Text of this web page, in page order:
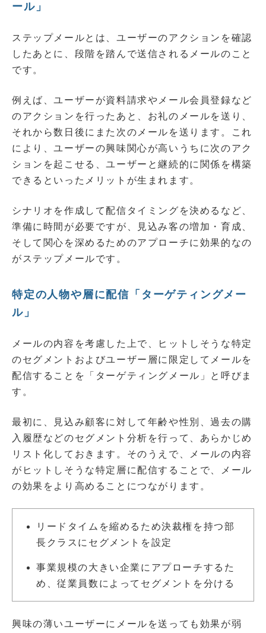
ール」
ステップメールとは、ユーザーのアクションを確認
したあとに、段階を踏んで送信されるメールのこと
です。
例えば、ユーザーが資料請求やメール会員登録など
のアクションを行ったあと、お礼のメールを送り、
それから数日後にまた次のメールを送ります。これ
により、ユーザーの興味関心が高いうちに次のアク
ションを起こせる、ユーザーと継続的に関係を構築
できるといったメリットが生まれます。
シナリオを作成して配信タイミングを決めるなど、
準備に時間が必要ですが、見込み客の増加・育成、
そして関心を深めるためのアプローチに効果的なの
がステップメールです。
特定の人物や層に配信「ターゲティングメー
ル」
メールの内容を考慮した上で、ヒットしそうな特定
のセグメントおよびユーザー層に限定してメールを
配信することを「ターゲティングメール」と呼びま
す。
最初に、見込み顧客に対して年齢や性別、過去の購
入履歴などのセグメント分析を行って、あらかじめ
リスト化しておきます。そのうえで、メールの内容
がヒットしそうな特定層に配信することで、メール
の効果をより高めることにつながります。
リードタイムを縮めるため決裁権を持つ部
長クラスにセグメントを設定
事業規模の大きい企業にアプローチするた
め、従業員数によってセグメントを分ける
興味の薄いユーザーにメールを送っても効果が弱